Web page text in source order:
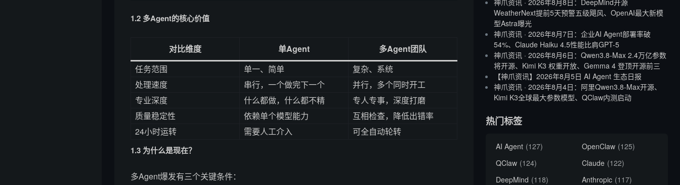
1.2 多Agent的核心价值
对比维度 单Agent
多Agent团队
任务范围
单一、简单
复杂、系统
处理速度
串行，一个做完下一个
并行，多个同时开工
专业深度
什么都做，什么都不精
专人专事，深度打磨
质量稳定性
依赖单个模型能力
互相检查，降低出错率
24小时运转
需要人工介入 可全自动轮转
1.3 为什么是现在？
多Agent爆发有三个关键条件：
WeatherNext提前5天预警五级飓风、OpenAI最大新模
型Astra曝光
神爪资讯 · 2026年8月7日：企业AI Agent部署率破
54%、Claude Haiku 4.5性能比肩GPT-5
神爪资讯 · 2026年8月6日：Qwen3.8-Max 2.4万亿参数
将开源、Kimi K3 权重开放、Gemma 4 登顶开源前三
【神爪资讯】2026年8月5日 AI Agent 生态日报
神爪资讯 · 2026年8月4日：阿里Qwen3.8-Max开源、
Kimi K3全球最大参数模型、QClaw内测启动
热门标签
AI Agent (127) OpenClaw (125)
QClaw (124) Claude (122)
DeepMind (118) Anthropic (117)